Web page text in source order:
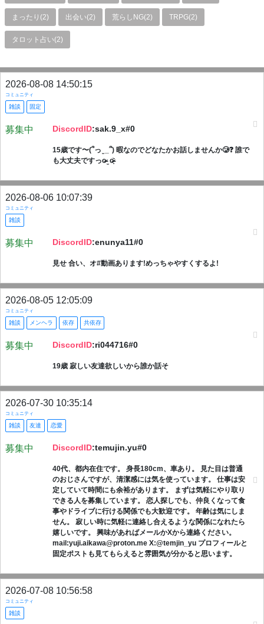
まったり(2) 出会い(2) 荒らしNG(2) TRPG(2)
タロット占い(2)
2026-08-08 14:50:15
コミュニティ
雑談 固定
募集中 DiscordID:sak.9_x#0
15歳です〜(՞っ ̫ _՞) 暇なのでどなたかお話しませんか🥲❓ 誰で
も大丈夫ですっo̴̶̷ ̫ o̴̶̷̥᷅
2026-08-06 10:07:39
コミュニティ
雑談
募集中 DiscordID:enunya11#0
見せ 合い、オ#動画あります!めっちゃやすくするよ!
2026-08-05 12:05:09
コミュニティ
雑談 メンヘラ 依存 共依存
募集中 DiscordID:ri044716#0
19歳 寂しい友達欲しいから誰か話そ
2026-07-30 10:35:14
コミュニティ
雑談 友達 恋愛
募集中 DiscordID:temujin.yu#0
40代、都内在住です。 身長180cm、車あり。 見た目は普通
のおじさんですが、清潔感には気を使っています。 仕事は安
定していて時間にも余裕があります。 まずは気軽にやり取り
できる人を募集しています。 恋人探しでも、仲良くなって食
事やドライブに行ける関係でも大歓迎です。 年齢は気にしま
せん。 寂しい時に気軽に連絡し合えるような関係になれたら
嬉しいです。 興味があればメールかXから連絡ください。
mail:yuji.aikawa@proton.me X:@temjin_yu プロフィールと
固定ポストも見てもらえると雰囲気が分かると思います。
2026-07-08 10:56:58
コミュニティ
雑談